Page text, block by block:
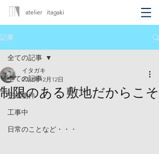
atelier itagaki
記事
全ての記事
完成物件
工事中
日常のことなど・・・
全ての記事
制限のある敷地だからこそ
イタガキ
2023年12月12日